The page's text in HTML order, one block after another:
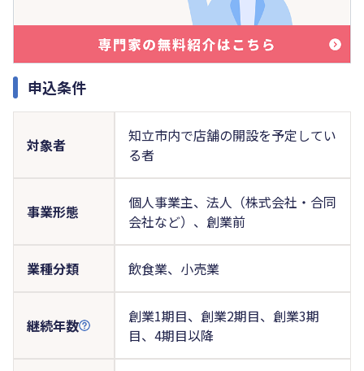
申込条件
対象者
知立市内で店舗の開設を予定してい
る者
事業形態
個人事業主、法人（株式会社・合同
会社など）、創業前
業種分類 飲食業、小売業
継続年数
創業1期目、創業2期目、創業3期
目、4期目以降